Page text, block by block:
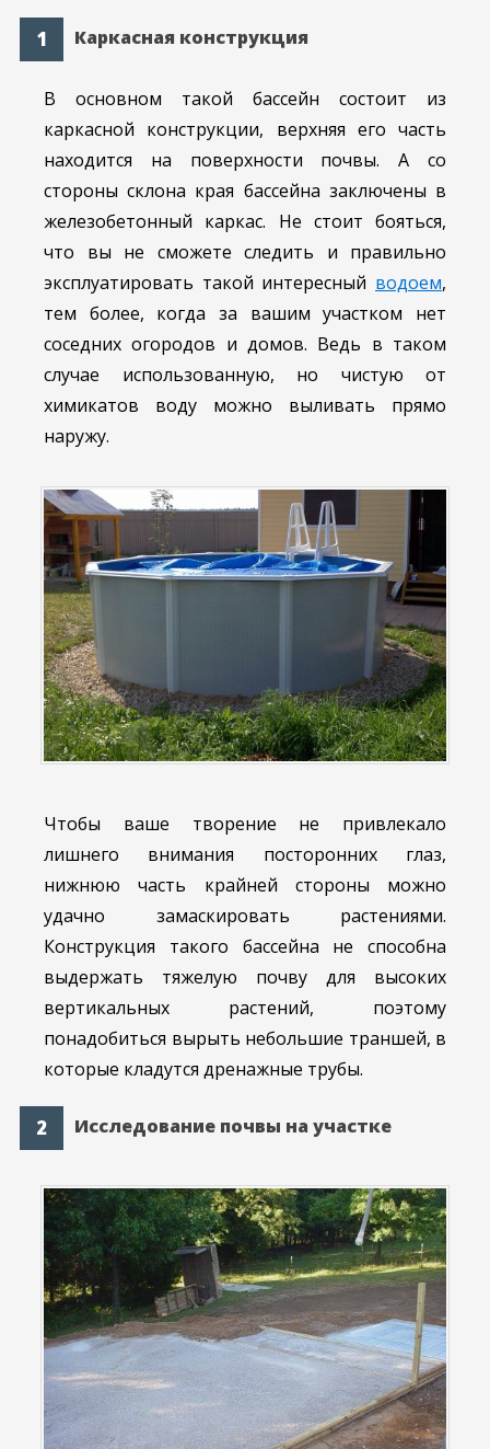
Каркасная конструкция
В основном такой бассейн состоит из
каркасной конструкции, верхняя его часть
находится на поверхности почвы. А со
стороны склона края бассейна заключены в
железобетонный каркас. Не стоит бояться,
что вы не сможете следить и правильно
эксплуатировать такой интересный водоем,
тем более, когда за вашим участком нет
соседних огородов и домов. Ведь в таком
случае использованную, но чистую от
химикатов воду можно выливать прямо
наружу.
Чтобы ваше творение не привлекало
лишнего внимания посторонних глаз,
нижнюю часть крайней стороны можно
удачно замаскировать растениями.
Конструкция такого бассейна не способна
выдержать тяжелую почву для высоких
вертикальных растений, поэтому
понадобиться вырыть небольшие траншей, в
которые кладутся дренажные трубы.
Исследование почвы на участке